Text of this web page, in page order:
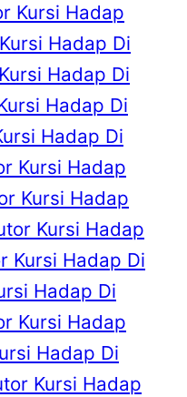
Kursi Hadap
Hadap Di
Hadap Di
Hadap Di
Hadap Di
Kursi Hadap
Kursi Hadap
Kursi Hadap
Kursi Hadap Di
Hadap Di
Kursi Hadap
Hadap Di
Kursi Hadap